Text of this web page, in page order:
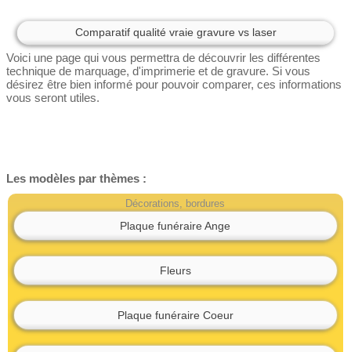
Comparatif qualité vraie gravure vs laser
Voici une page qui vous permettra de découvrir les différentes
technique de marquage, d'imprimerie et de gravure. Si vous
désirez être bien informé pour pouvoir comparer, ces informations
vous seront utiles.
Les modèles par thèmes :
Décorations, bordures
Plaque funéraire Ange
Fleurs
Plaque funéraire Coeur